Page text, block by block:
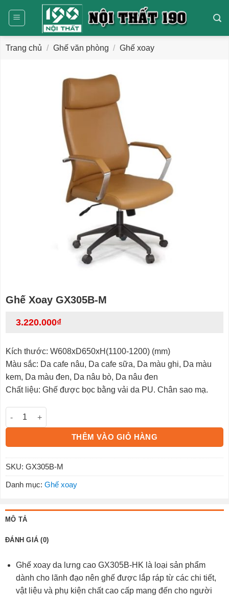
dung
Trang chủ / Ghế văn phòng / Ghế xoay
Ghế Xoay GX305B-M
3.220.000₫
Kích thước: W608xD650xH(1100-1200) (mm)
Màu sắc: Da cafe nâu, Da cafe sữa, Da màu ghi, Da màu
kem, Da màu đen, Da nâu bò, Da nâu đen
Chất liệu: Ghế được bọc bằng vải da PU. Chân sao mạ.
Ghế Xoay GX305B-M số lượng
THÊM VÀO GIỎ HÀNG
SKU: GX305B-M
Danh mục: Ghế xoay
MÔ TẢ
ĐÁNH GIÁ (0)
Ghế xoay da lưng cao GX305B-HK là loại sản phẩm
dành cho lãnh đạo nên ghế được lắp ráp từ các chi tiết,
vật liệu và phụ kiện chất cao cấp mang đến cho người